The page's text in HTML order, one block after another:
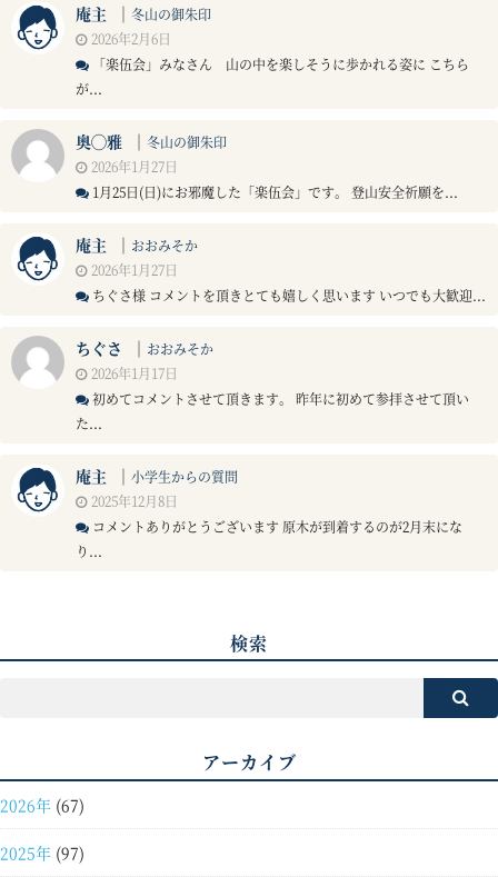
庵主 ｜ 冬山の御朱印
2026年2月6日
「楽伍会」みなさん 山の中を楽しそうに歩かれる姿に こちら
が...
奥◯雅 ｜ 冬山の御朱印
2026年1月27日
1月25日(日)にお邪魔した「楽伍会」です。 登山安全祈願を...
庵主 ｜ おおみそか
2026年1月27日
ちぐさ様 コメントを頂きとても嬉しく思います いつでも大歓迎...
ちぐさ ｜ おおみそか
2026年1月17日
初めてコメントさせて頂きます。 昨年に初めて参拝させて頂い
た...
庵主 ｜ 小学生からの質問
2025年12月8日
コメントありがとうございます 原木が到着するのが2月末にな
り...
検索
アーカイブ
2026年 (67)
2025年 (97)